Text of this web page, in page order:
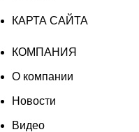
КАРТА САЙТА
КОМПАНИЯ
О компании
Новости
Видео